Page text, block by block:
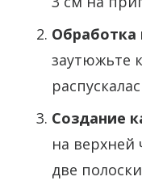
Обработка
заутюжьте
Создание
на верхней
две